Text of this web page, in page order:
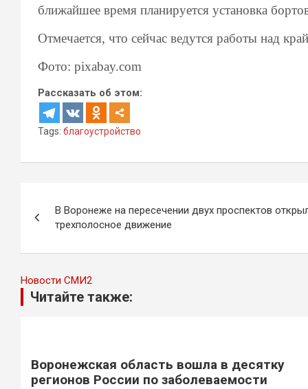
ближайшее время планируется установка
Отмечается, что сейчас ведутся работы над
Фото: pixabay.com
Рассказать об этом:
Tags: благоустройство
по
записям
В Воронеже на пересечении двух проспектов
трехполосное движение
Новости СМИ2
Читайте также:
Воронежская область вошла в десятку
регионов России по заболеваемости